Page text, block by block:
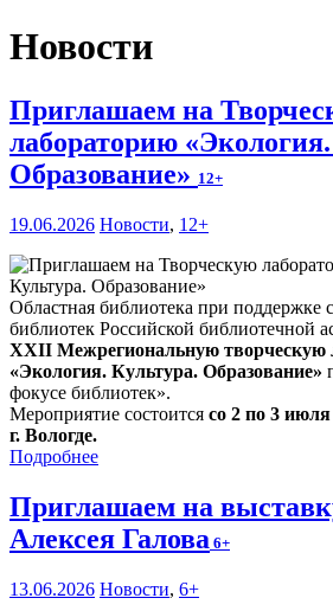
Новости
Приглашаем на
лабораторию
Образование» 12+
19.06.2026 Новости, 12+
Областная библиотека при поддержке
библиотек Российской библиотечной
XXII Межрегиональную творческую
«Экология. Культура. Образование»
фокусе библиотек».
Мероприятие состоится со 2 по 3 июля
г. Вологде.
Подробнее
Приглашаем на
Алексея Галова 6+
13.06.2026 Новости, 6+